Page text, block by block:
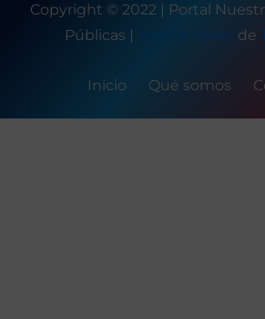
Copyright © 2022 | Portal
Públicas
Seattle News de
Inicio Qué somos